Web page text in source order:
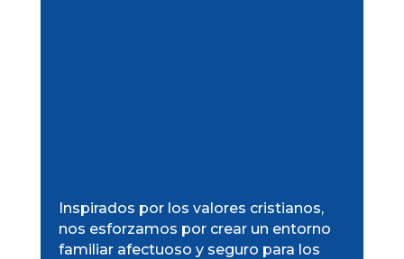
Inspirados por los valores cristianos,
nos esforzamos por crear un entorno
familiar afectuoso y seguro para los